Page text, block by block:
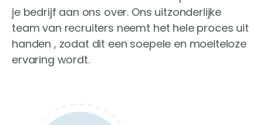
je bedrijf aan ons over. Ons uitzonderlijke
team van recruiters neemt het hele proces uit
handen , zodat dit een soepele en moeiteloze
ervaring wordt.